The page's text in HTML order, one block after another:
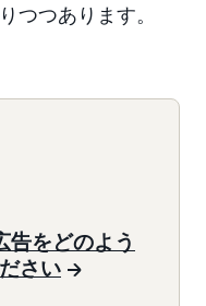
つつあります。
告をどのよう
さい